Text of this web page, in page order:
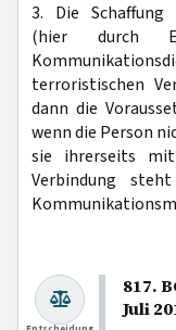
3. Die Schaffung
(hier durch
terroristischen
dann die
wenn die Person
sie ihrerseits
Verbindung
817.
Juli